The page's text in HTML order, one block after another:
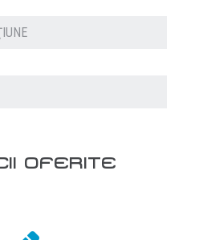
OFERITE